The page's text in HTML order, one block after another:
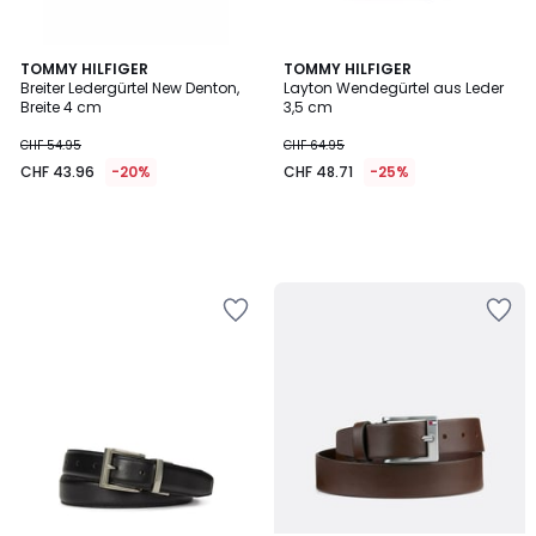
TOMMY HILFIGER
Breiter Ledergürtel New Denton,
Breite 4 cm
CHF 54.95
CHF 43.96 -20%
TOMMY HILFIGER
Layton Wendegürtel aus Leder
3,5 cm
CHF 64.95
CHF 48.71 -25%